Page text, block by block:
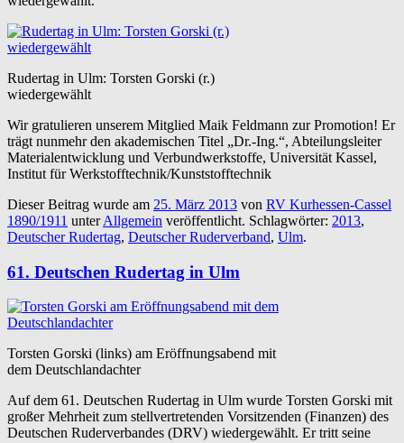
Rudertag in Ulm: Torsten Gorski (r.)
wiedergewählt
Wir gratulieren unserem Mitglied Maik Feldmann zur Promotion! Er
trägt nunmehr den akademischen Titel „Dr.-Ing.“, Abteilungsleiter
Materialentwicklung und Verbundwerkstoffe, Universität Kassel,
Institut für Werkstofftechnik/Kunststofftechnik
Dieser Beitrag wurde am 25. März 2013 von RV Kurhessen-Cassel
1890/1911 unterAllgemein veröffentlicht. Schlagwörter: 2013,
Deutscher Rudertag, Deutscher Ruderverband, Ulm.
61. Deutschen Rudertag in Ulm
Torsten Gorski (links) am Eröffnungsabend mit
dem Deutschlandachter
Auf dem 61. Deutschen Rudertag in Ulm wurde Torsten Gorski mit
großer Mehrheit zum stellvertretenden Vorsitzenden (Finanzen) des
Deutschen Ruderverbandes (DRV) wiedergewählt. Er tritt seine